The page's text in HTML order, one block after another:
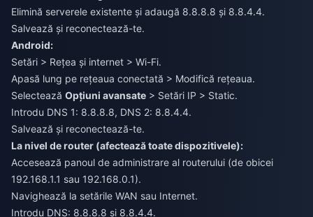
Elimină serverele existente și adaugă 8.8.8.8 și 8.8.4.4.
Salvează și reconectează-te.
Android:
Setări > Rețea și internet > Wi-Fi.
Apasă lung pe rețeaua conectată > Modifică rețeaua.
Selectează Opțiuni avansate > Setări IP > Static.
Introdu DNS 1: 8.8.8.8, DNS 2: 8.8.4.4.
Salvează și reconectează-te.
La nivel de router (afectează toate dispozitivele):
Accesează panoul de administrare al routerului (de obicei
192.168.1.1 sau 192.168.0.1).
Navighează la setările WAN sau Internet.
Introdu DNS: 8.8.8.8 și 8.8.4.4.